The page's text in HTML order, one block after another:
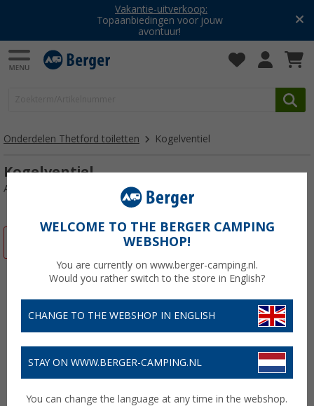
Vakantie-uitverkoop:
Topaanbiedingen voor jouw
avontuur!
Onderdelen Thetford toiletten Kogelventiel
Kogelventiel
Artikelnr: 184003
WELCOME TO THE BERGER CAMPING
WEBSHOP!
You are currently on www.berger-camping.nl.
Would you rather switch to the store in English?
CHANGE TO THE WEBSHOP IN ENGLISH
STAY ON WWW.BERGER-CAMPING.NL
You can change the language at any time in the webshop.